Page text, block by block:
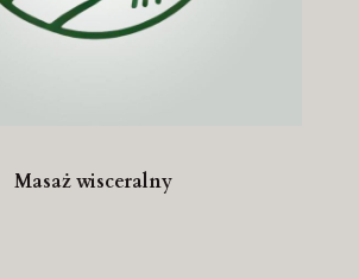
Masaż wisceralny